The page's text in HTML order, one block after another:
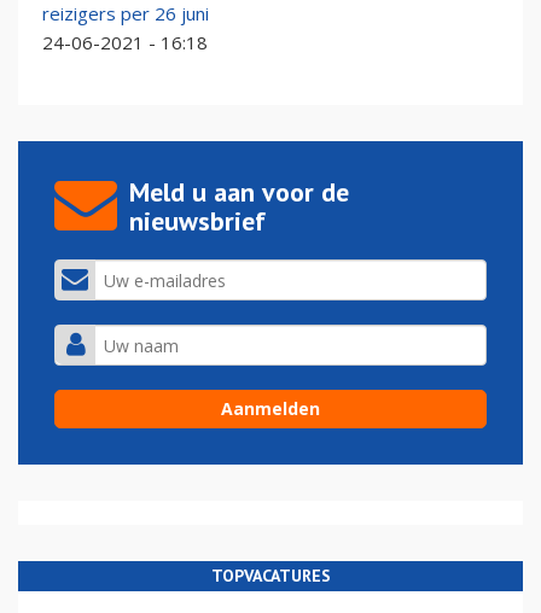
reizigers per 26 juni
24-06-2021 - 16:18
Meld u aan voor de
nieuwsbrief
TOPVACATURES